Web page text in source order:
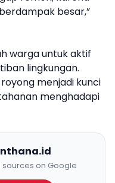
besar,”
warga untuk aktif
lingkungan.
menjadi kunci
menghadapi
on Google